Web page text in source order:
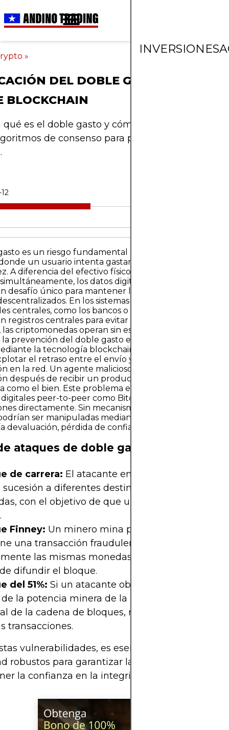
INVERSIONES
»
DEL DOBLE GASTO Y EL
BLOCKCHAIN
qué es el doble gasto y cómo la tecnología
de consenso para proteger las
es un riesgo fundamental en los sistemas
un usuario intenta gastar la misma unidad
A diferencia del efectivo físico, que no se puede
los datos digitales sí se pueden
desafío único para mantener la integridad de la
En los sistemas financieros
centrales, como los bancos o los procesadores de
registros centrales para evitar transacciones
criptomonedas operan sin estos intermediarios, lo
prevención del doble gasto en un desafío técnico
la tecnología blockchain. En esencia, el doble
el retraso entre el envío y la confirmación de una
en la red. Un agente malicioso podría intentar
después de recibir un producto o servicio,
como el bien. Este problema es especialmente
peer-to-peer como Bitcoin, donde los usuarios
directamente. Sin mecanismos preventivos, las
ser manipuladas mediante duplicaciones, lo que
devaluación, pérdida de confianza y fallos del sistema.
ataques de doble gasto
de carrera: El atacante envía dos
sucesión a diferentes destinatarios utilizando
con el objetivo de que una confirme
Finney: Un minero mina previamente un
una transacción fraudulenta y luego gasta
las mismas monedas en un entorno
difundir el bloque.
del 51%: Si un atacante obtiene el control de
la potencia minera de la red, puede modificar
de la cadena de bloques, revirtiendo
transacciones.
vulnerabilidades, es esencial contar con
robustos para garantizar la firmeza de las
la confianza en la integridad de la moneda.